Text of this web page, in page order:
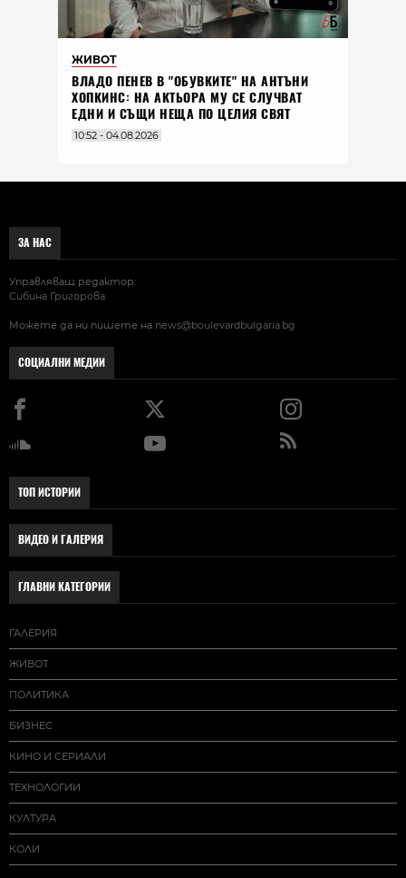
ЖИВОТ
ВЛАДO ПЕНЕВ В "ОБУВКИТЕ" НА АНТЪНИ
ХОПКИНС: НА АКТЬОРА МУ СЕ СЛУЧВАТ
ЕДНИ И СЪЩИ НЕЩА ПО ЦЕЛИЯ СВЯТ
10:52 - 04.08.2026
ЗА НАС
Управляващ редактор:
Сибина Григорова
Можете да ни пишете на news@boulevardbulgaria.bg
СОЦИАЛНИ МЕДИИ
ТОП ИСТОРИИ
ВИДЕО И ГАЛЕРИЯ
ГЛАВНИ КАТЕГОРИИ
ГАЛЕРИЯ
ЖИВОТ
ПОЛИТИКА
БИЗНЕС
КИНО И СЕРИАЛИ
ТЕХНОЛОГИИ
КУЛТУРА
КОЛИ